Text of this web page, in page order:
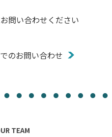
問い合わせください
のお問い合わせ
TEAM